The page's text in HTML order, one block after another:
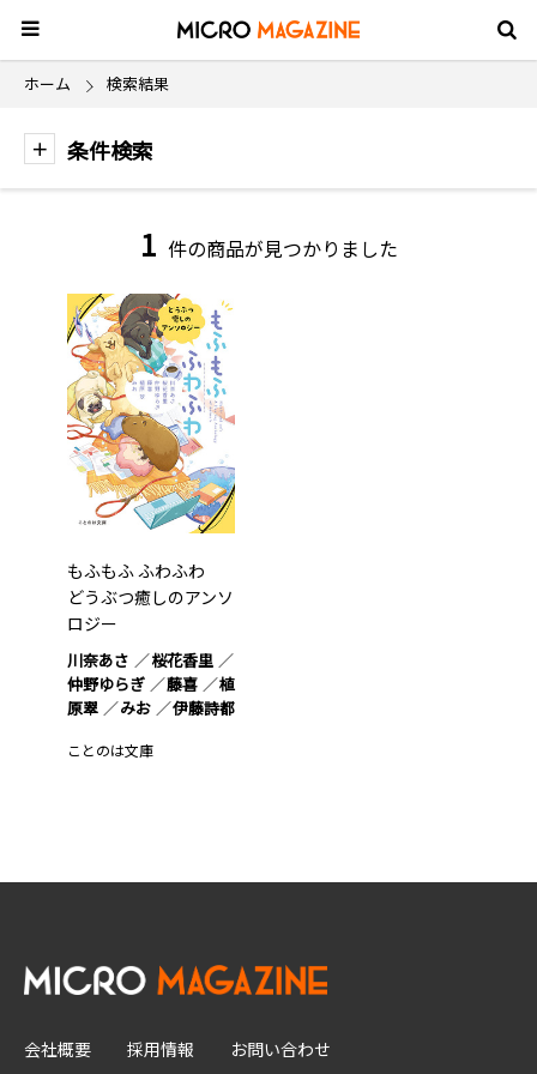
ホーム 検索結果
条件検索
1 件の商品が見つかりました
もふもふ ふわふわ
どうぶつ癒しのアンソ
ロジー
川奈あさ
桜花香里
仲野ゆらぎ
藤喜
植
原翠
みお 伊藤詩都
ことのは文庫
会社概要 採用情報
お問い合わせ